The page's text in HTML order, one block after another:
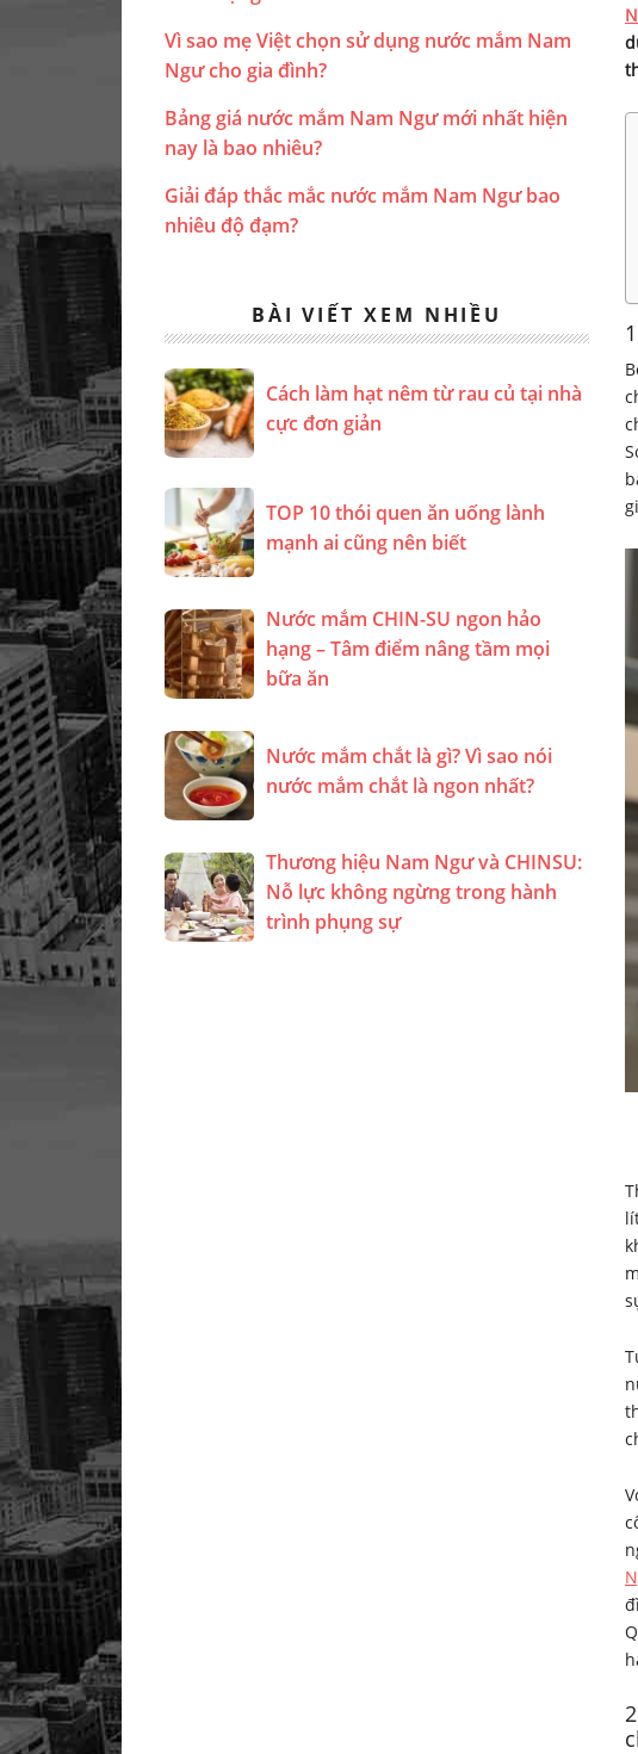
Vì sao mẹ Việt chọn sử dụng nước mắm Nam
Ngư cho gia đình?
Bảng giá nước mắm Nam Ngư mới nhất hiện
nay là bao nhiêu?
Giải đáp thắc mắc nước mắm Nam Ngư bao
nhiêu độ đạm?
BÀI VIẾT XEM NHIỀU
Cách làm hạt nêm từ rau củ tại nhà
cực đơn giản
TOP 10 thói quen ăn uống lành
mạnh ai cũng nên biết
Nước mắm CHIN-SU ngon hảo
hạng – Tâm điểm nâng tầm mọi
bữa ăn
Nước mắm chắt là gì? Vì sao nói
nước mắm chắt là ngon nhất?
Thương hiệu Nam Ngư và CHINSU:
Nỗ lực không ngừng trong hành
trình phụng sự